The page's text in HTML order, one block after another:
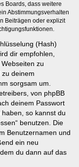
Boards, dass weitere
Abstimmungsverhalten
Beiträgen oder explizit
(Hash)
dir empfohlen,
zu
deinem
sorgsam um.
von phpBB
deinem Passwort
so kannst du
benutzen. Die
Benutzernamen und
ein neu
du dann auf das